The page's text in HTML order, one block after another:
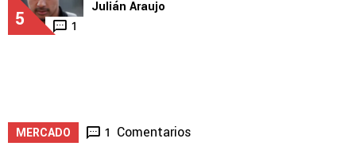
5 1
Julián Araujo
MERCADO 1 Comentarios